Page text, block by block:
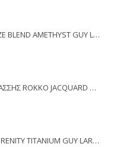
ΣΕΤ ΣΕΝΤΟΝΙΑ KING SIZE BLEND AMETHYST GUY LAROCHE
ΠΑΙΔΙΚΗ ΠΕΤΣΕΤΑ ΘΑΛΑΣΣΗΣ ROKKO JACQUARD NIMA HOMΕ
ΠΕΤΣΕΤΑ ΘΑΛΑΣΣΗΣ SERENITY TITANIUM GUY LAROCHE